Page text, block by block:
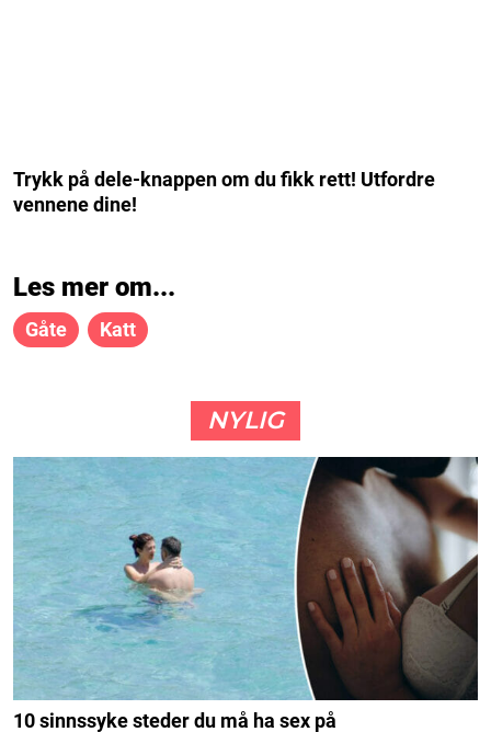
Trykk på dele-knappen om du fikk rett! Utfordre
vennene dine!
Les mer om...
Gåte Katt
NYLIG
10 sinnssyke steder du må ha sex på